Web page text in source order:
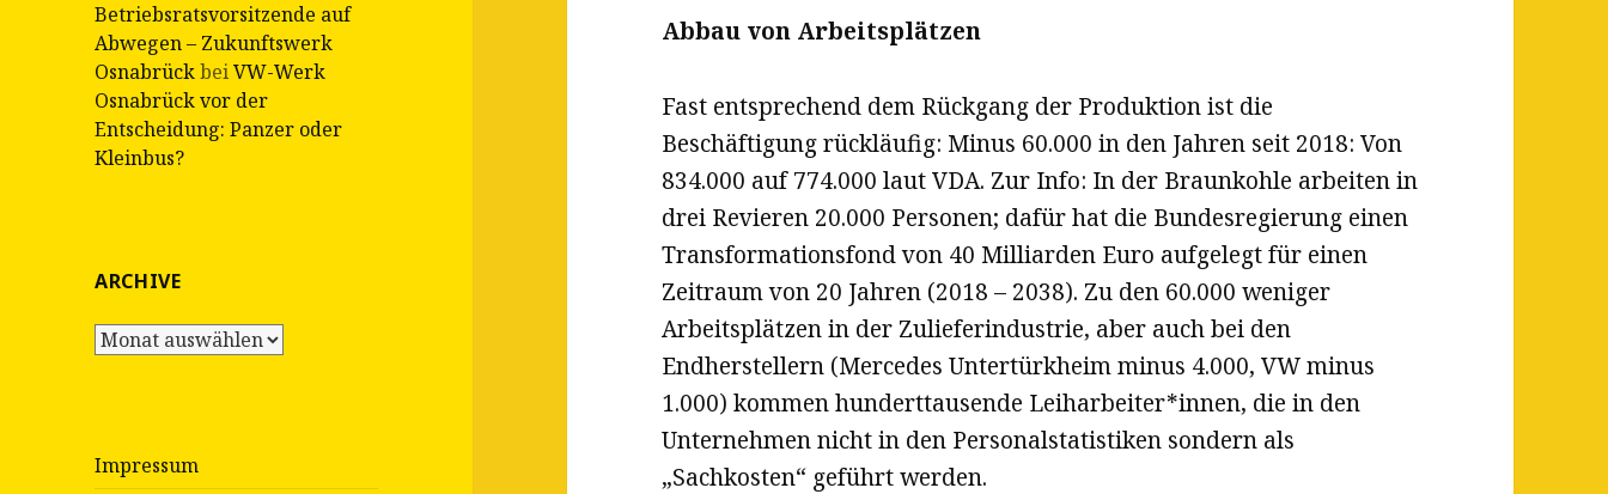
Betriebsratsvorsitzende auf
Abwegen – Zukunftswerk
OsnabrückbeiVW-Werk
Osnabrück vor der
Entscheidung: Panzer oder
Kleinbus?
ARCHIVE
Archive
Impressum
Abbau von Arbeitsplätzen
Fast entsprechend dem Rückgang der Produktion ist die
Beschäftigung rückläufig: Minus 60.000 in den Jahren seit 2018: Von
834.000 auf 774.000 laut VDA. Zur Info: In der Braunkohle arbeiten in
drei Revieren 20.000 Personen; dafür hat die Bundesregierung einen
Transformationsfond von 40 Milliarden Euro aufgelegt für einen
Zeitraum von 20 Jahren (2018 – 2038). Zu den 60.000 weniger
Arbeitsplätzen in der Zulieferindustrie, aber auch bei den
Endherstellern (Mercedes Untertürkheim minus 4.000, VW minus
1.000) kommen hunderttausende Leiharbeiter*innen, die in den
Unternehmen nicht in den Personalstatistiken sondern als
„Sachkosten“ geführt werden.